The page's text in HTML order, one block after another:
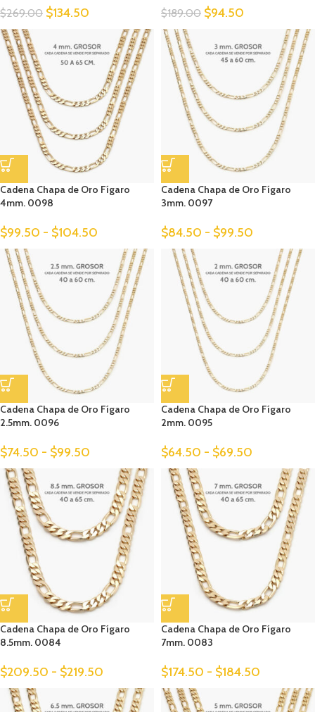
$269.00 $134.50 $189.00 $94.50
Cadena Chapa de Oro Fígaro
4mm. 0098
$99.50 - $104.50
Cadena Chapa de Oro Fígaro
3mm. 0097
$84.50 - $99.50
Cadena Chapa de Oro Fígaro
2.5mm. 0096
$74.50 - $99.50
Cadena Chapa de Oro Fígaro
2mm. 0095
$64.50 - $69.50
Cadena Chapa de Oro Fígaro
8.5mm. 0084
$209.50 - $219.50
Cadena Chapa de Oro Fígaro
7mm. 0083
$174.50 - $184.50